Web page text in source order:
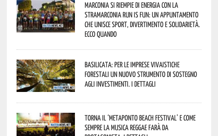
Marconia si riempie di energia con la
StraMarconia Run is Fun: un appuntamento
che unisce sport, divertimento e solidarietà.
Ecco quando
Basilicata: per le imprese vivaistiche
forestali un nuovo strumento di sostegno
agli investimenti. I dettagli
Torna il ‘Metaponto beach festival’ e come
sempre la musica reggae farà da